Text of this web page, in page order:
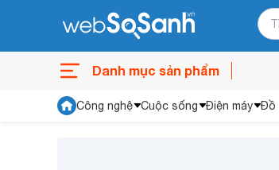
Danh mục sản phẩm
Công nghệ Cuộc sống Điện máy Đồ